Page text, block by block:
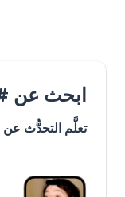
ابحث عن
تعلَّم التحدُّث عن